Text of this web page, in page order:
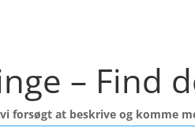
– Find
forsøgt at beskrive og komme